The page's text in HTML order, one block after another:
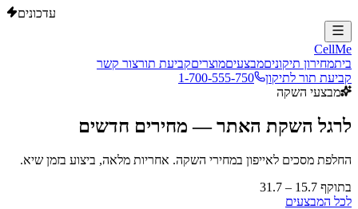
עדכונים
CellMe
ביתמחירון תיקוניםמבצעיםמוצריםקביעת תורצור קשר
קביעת תור לתיקון
1-700-555-750
מבצעי השקה
לרגל השקת האתר — מחירים חדשים
החלפת מסכים לאייפון במחירי השקה. אחריות מלאה, ביצוע בזמן שיא.
בתוקף 15.7 – 31.7
לכל המבצעים